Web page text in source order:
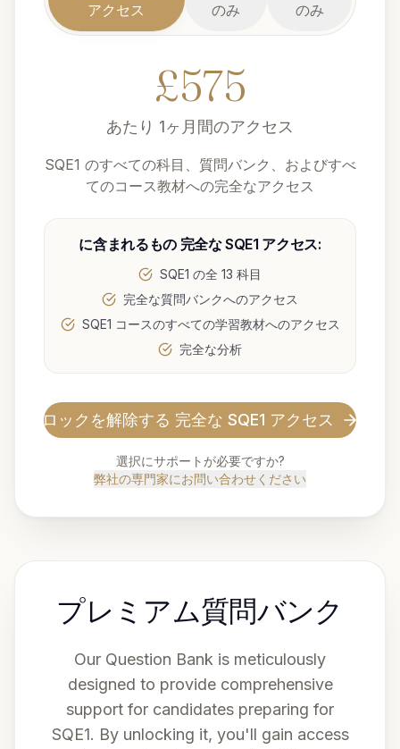
アクセス
のみ
のみ
£575
あたり 1ヶ月間のアクセス
SQE1 のすべての科目、質問バンク、およびすべ
てのコース教材への完全なアクセス
に含まれるもの 完全な SQE1 アクセス:
SQE1 の全 13 科目
完全な質問バンクへのアクセス
SQE1 コースのすべての学習教材へのアクセス
完全な分析
ロックを解除する 完全な SQE1 アクセス
選択にサポートが必要ですか?
弊社の専門家にお問い合わせください
プレミアム質問バンク
Our Question Bank is meticulously
designed to provide comprehensive
support for candidates preparing for
SQE1. By unlocking it, you'll gain access